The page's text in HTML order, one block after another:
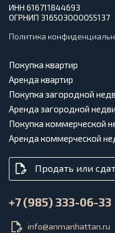
ИНН 616711844693
ОГРНИП 316503000055137
Политика
Покупка квартир
Аренда квартир
Покупка загородной
Аренда загородной
Покупка коммерческой
Аренда коммерческой
Продать или
+7 (985) 333-06-33
info@anmanhattan.ru